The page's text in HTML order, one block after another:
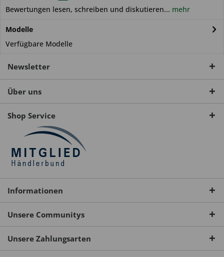
Bewertungen lesen, schreiben und diskutieren... mehr
Modelle
Verfügbare Modelle
Newsletter
Über uns
Shop Service
Informationen
Unsere Communitys
Unsere Zahlungsarten